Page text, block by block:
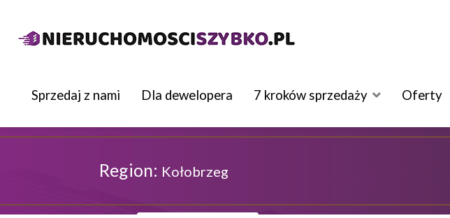
Sprzedaj z nami Dla dewelopera 7 kroków sprzedaży Oferty
Region: Kołobrzeg